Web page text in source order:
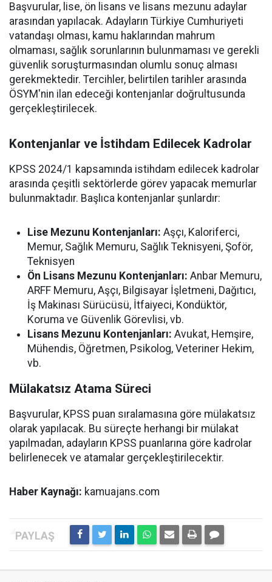
Başvurular, lise, ön lisans ve lisans mezunu adaylar
arasından yapılacak. Adayların Türkiye Cumhuriyeti
vatandaşı olması, kamu haklarından mahrum
olmaması, sağlık sorunlarının bulunmaması ve gerekli
güvenlik soruşturmasından olumlu sonuç alması
gerekmektedir. Tercihler, belirtilen tarihler arasında
ÖSYM'nin ilan edeceği kontenjanlar doğrultusunda
gerçekleştirilecek.
Kontenjanlar ve İstihdam Edilecek Kadrolar
KPSS 2024/1 kapsamında istihdam edilecek kadrolar
arasında çeşitli sektörlerde görev yapacak memurlar
bulunmaktadır. Başlıca kontenjanlar şunlardır:
Lise Mezunu Kontenjanları: Aşçı, Kaloriferci,
Memur, Sağlık Memuru, Sağlık Teknisyeni, Şoför,
Teknisyen
Ön Lisans Mezunu Kontenjanları: Anbar Memuru,
ARFF Memuru, Aşçı, Bilgisayar İşletmeni, Dağıtıcı,
İş Makinası Sürücüsü, İtfaiyeci, Kondüktör,
Koruma ve Güvenlik Görevlisi, vb.
Lisans Mezunu Kontenjanları: Avukat, Hemşire,
Mühendis, Öğretmen, Psikolog, Veteriner Hekim,
vb.
Mülakatsız Atama Süreci
Başvurular, KPSS puan sıralamasına göre mülakatsız
olarak yapılacak. Bu süreçte herhangi bir mülakat
yapılmadan, adayların KPSS puanlarına göre kadrolar
belirlenecek ve atamalar gerçekleştirilecektir.
Haber Kaynağı: kamuajans.com